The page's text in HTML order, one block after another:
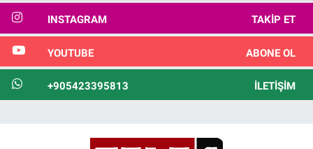
INSTAGRAM TAKIP ET
YOUTUBE ABONE OL
+905423395813 İLETIŞIM